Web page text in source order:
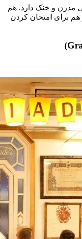
مدرن و خنک دارد. هم
برای امتحان کردن